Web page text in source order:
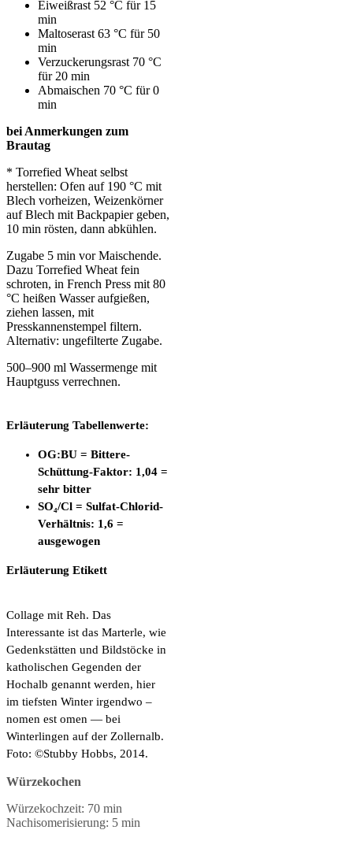
Eiweißrast 52 °C für 15
min
Maltoserast 63 °C für 50
min
Verzuckerungsrast 70 °C
für 20 min
Abmaischen 70 °C für 0
min
bei Anmerkungen zum
Brautag
* Torrefied Wheat selbst
herstellen: Ofen auf 190 °C mit
Blech vorheizen, Weizenkörner
auf Blech mit Backpapier geben,
10 min rösten, dann abkühlen.
Zugabe 5 min vor Maischende.
Dazu Torrefied Wheat fein
schroten, in French Press mit 80
°C heißen Wasser aufgießen,
ziehen lassen, mit
Presskannenstempel filtern.
Alternativ: ungefilterte Zugabe.
500–900 ml Wassermenge mit
Hauptguss verrechnen.
Erläuterung Tabellenwerte:
OG:BU = Bittere-
Schüttung-Faktor: 1,04 =
sehr bitter
SO₄/Cl = Sulfat-Chlorid-
Verhältnis: 1,6 =
ausgewogen
Erläuterung Etikett
Collage mit Reh. Das
Interessante ist das Marterle, wie
Gedenkstätten und Bildstöcke in
katholischen Gegenden der
Hochalb genannt werden, hier
im tiefsten Winter irgendwo –
nomen est omen — bei
Winterlingen auf der Zollernalb.
Foto: ©Stubby Hobbs, 2014.
Würzekochen
Würzekochzeit: 70 min
Nachisomerisierung: 5 min